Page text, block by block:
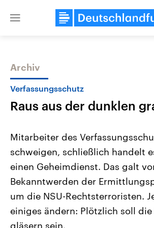
Close
Themen
Landtagswahl Sachsen-Anhalt
2026
Alle Informationen
Sachsen-Anhalt wählt am 6.
September 2026 einen neuen
Landtag. Seit 2021 wird das
Bundesland von einer Koalition aus
Archiv
Verfassungsschutz
Raus aus der dunklen
Mitarbeiter des
schweigen, schließlich handelt
einen Geheimdienst. Das galt
Bekanntwerden der
um die NSU-Rechtsterroristen.
einiges ändern: Plötzlich soll die
gläsern sein.